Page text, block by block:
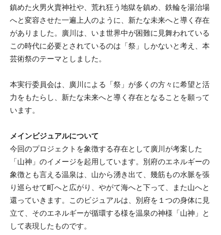
鎮めた火男火賣神社や、荒れ狂う地獄を鎮め、鉄輪を湯治場
へと変容させた一遍上人のように、新たな未来へと導く存在
がありました。廣川は、いま世界中が困難に見舞われている
この時代に必要とされているのは「祭」しかないと考え、本
芸術祭のテーマとしました。
本実行委員会は、廣川による「祭」が多くの方々に希望と活
力をもたらし、新たな未来へと導く存在となることを願って
います。
メインビジュアルについて
今回のプロジェクトを象徴する存在として廣川が考案した
「山神」のイメージを起用しています。別府のエネルギーの
象徴とも言える温泉は、山から湧き出て、幾筋もの水脈を張
り巡らせて町へと広がり、やがて海へと下って、また山へと
還っていきます。このビジュアルは、別府を１つの身体に見
立て、そのエネルギーが循環する様を温泉の神様「山神」と
して表現したものです。